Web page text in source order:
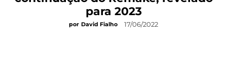
para 2023
por David Fialho 17/06/2022